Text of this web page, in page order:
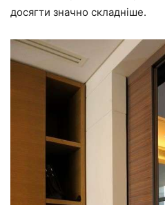
досягти значно складніше.